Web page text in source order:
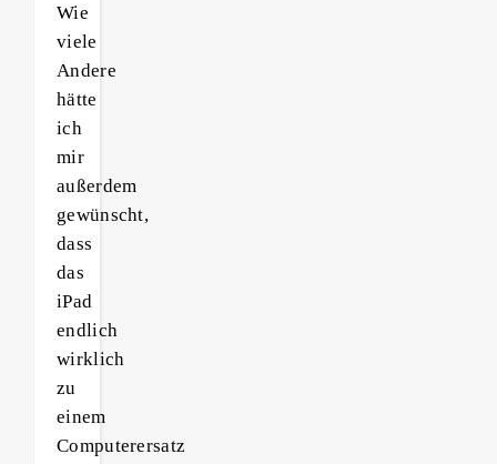
Wie
viele
Andere
hätte
ich
mir
außerdem
gewünscht,
dass
das
iPad
endlich
wirklich
zu
einem
Computerersatz